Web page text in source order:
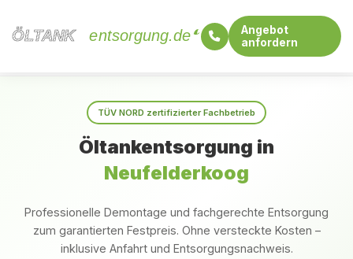
ÖLTANK
ÖLTANK entsorgung.de
Angebot
anfordern
TÜV NORD zertifizierter Fachbetrieb
Öltankentsorgung in
Neufelderkoog
Professionelle Demontage und fachgerechte Entsorgung
zum garantierten Festpreis. Ohne versteckte Kosten –
inklusive Anfahrt und Entsorgungsnachweis.